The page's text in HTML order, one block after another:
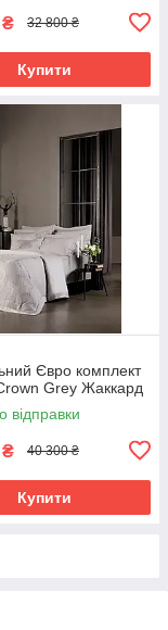
₴ 32 800 ₴
Купити
Євро комплект
Grey Жаккард
відправки
₴ 40 300 ₴
Купити